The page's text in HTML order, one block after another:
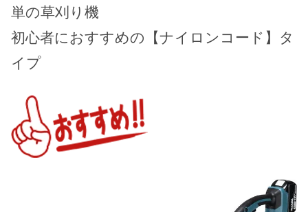
単の草刈り機
初心者におすすめの【ナイロンコード】タ
イプ